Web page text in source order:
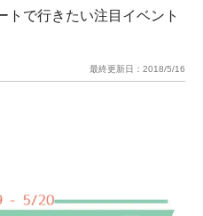
トで行きたい注目イベント
最終更新日： 2018/5/16